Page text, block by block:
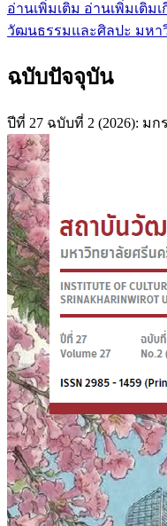
อ่านเพิ่มเติม อ่านเพิ่มเติม
วัฒนธรรมและศิลปะ มห
ฉบับปัจจุบัน
ปีที่ 27 ฉบับที่ 2 (2026): ม